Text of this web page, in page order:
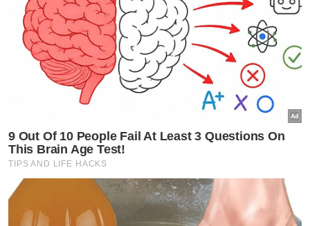
Lidah Pengarang
Teruja berkonvoi jangan
sampai hilang nyawa
berakhir